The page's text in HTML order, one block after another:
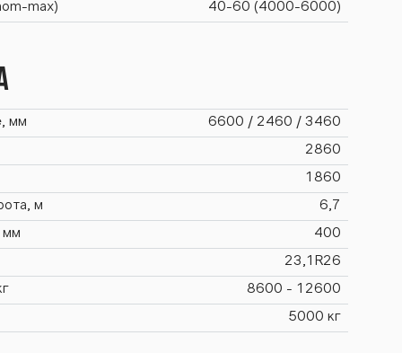
max) 40-60 (4000-6000)
мм 6600 / 2460 / 3460
2860
1860
м 6,7
мм 400
23,1R26
8600 - 12600
5000 кг